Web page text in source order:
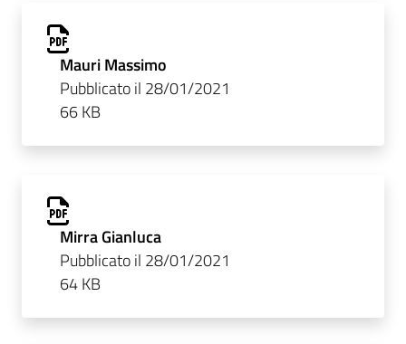
Mauri Massimo
Pubblicato il 28/01/2021
66 KB
Mirra Gianluca
Pubblicato il 28/01/2021
64 KB